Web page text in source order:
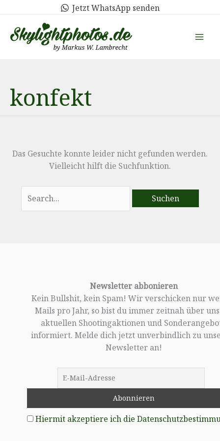
springen
Jetzt WhatsApp senden
konfekt
Das Gesuchte konnte leider nicht gefunden werden.
Vielleicht hilft die Suchfunktion.
nach:
Newsletter abbonieren
Kein Bullshit, kein Spam! Wir verschicken nur
Mails pro Jahr, so bist du immer zeitnah über
aktuellen Shootingaktionen und
informiert. Melde dich jetzt unverbindlich zu
Newsletter an!
Hiermit akzeptiere ich die